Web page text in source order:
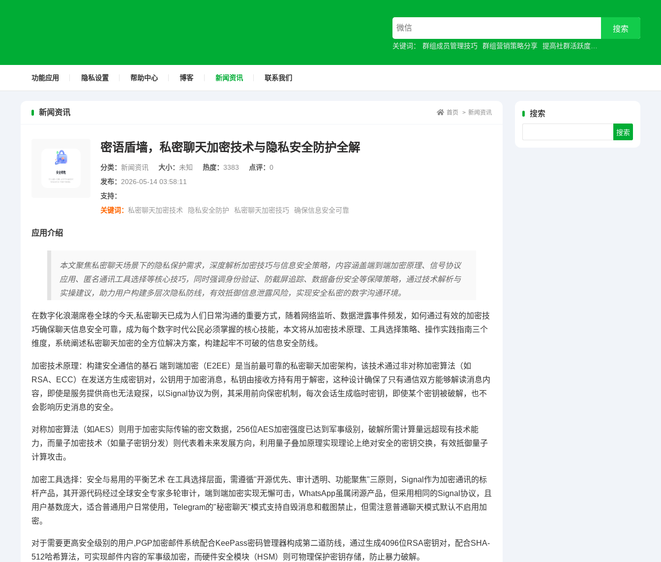
关键词： 群组成员管理技巧 群组营销策略分享 提高社群活跃度
功能应用 隐私设置 帮助中心 博客 新闻资讯 联系我们
搜索
新闻资讯 首页 > 新闻资讯
密语盾墙，私密聊天加密技术与隐私安全防护全解
分类： 新闻资讯 大小： 未知 热度： 3383 点评： 0
发布： 2026-05-14 03:58:11
支持：
关键词： 私密聊天加密技术 隐私安全防护 私密聊天加密技巧 确保信息安全可靠
应用介绍
本文聚焦私密聊天场景下的隐私保护需求，深度解析加密技巧与信息安全策略，内容涵盖端到端加密原理、信号协议
应用、匿名通讯工具选择等核心技巧，同时强调身份验证、防截屏追踪、数据备份安全等保障策略，通过技术解析与
实操建议，助力用户构建多层次隐私防线，有效抵御信息泄露风险，实现安全私密的数字沟通环境。
在数字化浪潮席卷全球的今天,私密聊天已成为人们日常沟通的重要方式，随着网络监听、数据泄露事件频发，如何通过有效的加密技
巧确保聊天信息安全可靠，成为每个数字时代公民必须掌握的核心技能，本文将从加密技术原理、工具选择策略、操作实践指南三个
维度，系统阐述私密聊天加密的全方位解决方案，构建起牢不可破的信息安全防线。
加密技术原理：构建安全通信的基石 端到端加密（E2EE）是当前最可靠的私密聊天加密架构，该技术通过非对称加密算法（如
RSA、ECC）在发送方生成密钥对，公钥用于加密消息，私钥由接收方持有用于解密，这种设计确保了只有通信双方能够解读消息内
容，即使是服务提供商也无法窥探，以Signal协议为例，其采用前向保密机制，每次会话生成临时密钥，即使某个密钥被破解，也不
会影响历史消息的安全。
对称加密算法（如AES）则用于加密实际传输的密文数据，256位AES加密强度已达到军事级别，破解所需计算量远超现有技术能
力，而量子加密技术（如量子密钥分发）则代表着未来发展方向，利用量子叠加原理实现理论上绝对安全的密钥交换，有效抵御量子
计算攻击。
加密工具选择：安全与易用的平衡艺术 在工具选择层面，需遵循"开源优先、审计透明、功能聚焦"三原则，Signal作为加密通讯的标
杆产品，其开源代码经过全球安全专家多轮审计，端到端加密实现无懈可击，WhatsApp虽属闭源产品，但采用相同的Signal协议，且
用户基数庞大，适合普通用户日常使用，Telegram的"秘密聊天"模式支持自毁消息和截图禁止，但需注意普通聊天模式默认不启用加
密。
对于需要更高安全级别的用户,PGP加密邮件系统配合KeePass密码管理器构成第二道防线，通过生成4096位RSA密钥对，配合SHA-
512哈希算法，可实现邮件内容的军事级加密，而硬件安全模块（HSM）则可物理保护密钥存储，防止暴力破解。